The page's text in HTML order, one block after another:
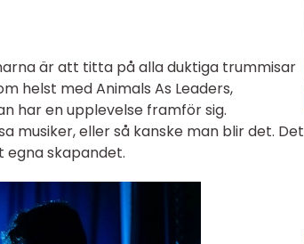
är att titta på alla duktiga trummisar
helst med Animals As Leaders,
har en upplevelse framför sig.
musiker, eller så kanske man blir det. Det
egna skapandet.